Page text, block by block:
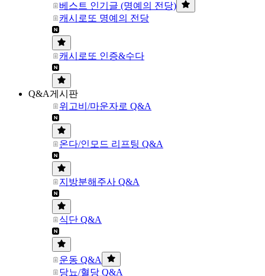
베스트 인기글 (명예의 전당)
캐시로또 명예의 전당
캐시로또 인증&수다
Q&A게시판
위고비/마운자로 Q&A
온다/인모드 리프팅 Q&A
지방분해주사 Q&A
식단 Q&A
운동 Q&A
당뇨/혈당 Q&A